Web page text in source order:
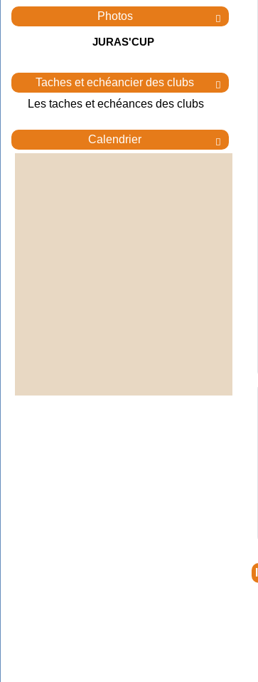

Photos
JURAS'CUP

Taches et echéancier des clubs
Les taches et echéances des clubs

Calendrier